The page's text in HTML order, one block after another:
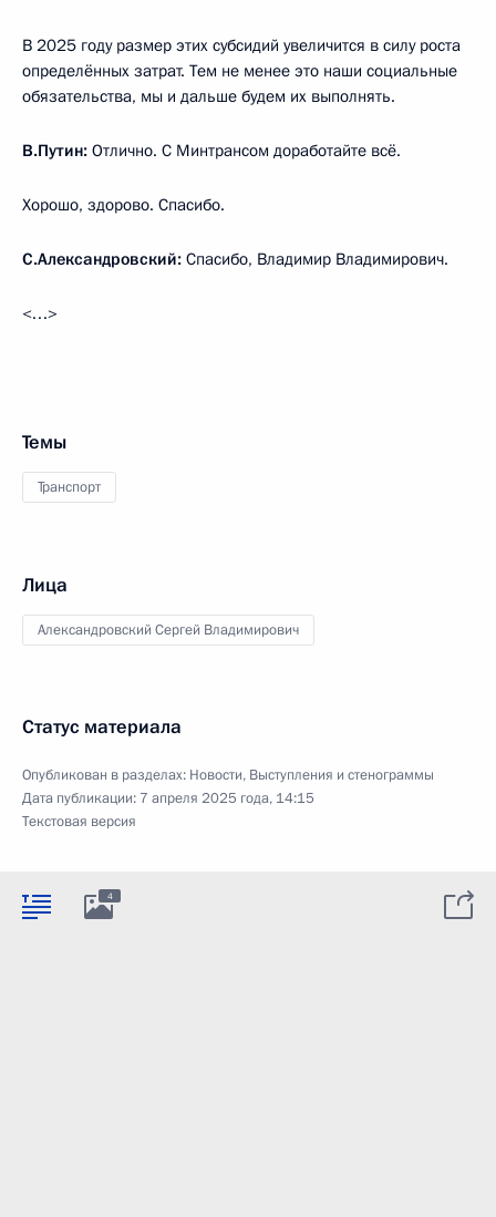
В 2025 году размер этих субсидий увеличится в силу роста
определённых затрат. Тем не менее это наши социальные
обязательства, мы и дальше будем их выполнять.
В.Путин: Отлично. С Минтрансом доработайте всё.
Хорошо, здорово. Спасибо.
С.Александровский: Спасибо, Владимир Владимирович.
<…>
Темы
Транспорт
Лица
Александровский Сергей Владимирович
Статус материала
Опубликован в разделах: Новости, Выступления и стенограммы
Дата публикации: 7 апреля 2025 года, 14:15
Текстовая версия
4